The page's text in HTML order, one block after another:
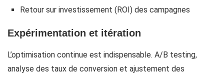
Retour sur investissement (ROI) des campagnes
Expérimentation et itération
L’optimisation continue est indispensable. A/B testing,
analyse des taux de conversion et ajustement des